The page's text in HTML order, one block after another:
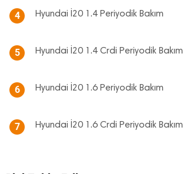
4 Hyundai İ20 1.4 Periyodik Bakım
5 Hyundai İ20 1.4 Crdi Periyodik Bakım
6 Hyundai İ20 1.6 Periyodik Bakım
7 Hyundai İ20 1.6 Crdi Periyodik Bakım